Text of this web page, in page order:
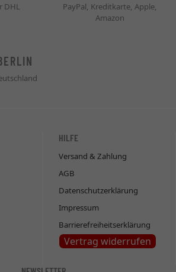
DHL
PayPal, Kreditkarte, Apple,
Amazon
HILFE
Versand & Zahlung
AGB
Datenschutzerklärung
Impressum
Barrierefreiheitserklärung
Vertrag widerrufen